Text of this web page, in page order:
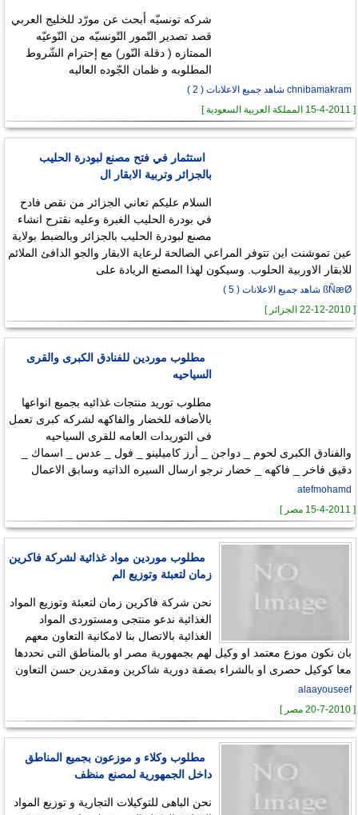
شركه تونسيّه أبحث عن مورّد للخليج العربي
قصد تصدير التّمور التّونسيّه من النّوعيّه
الممتازه ( دقلة النّور) مع إحترام الشّروط
المطلوبه و ظمان الجّوده العاليه
chnibamakram شاهد جميع الاعلانات ( 2 )
[ 15-4-2011 المملكة العربية السعودية ]
استثمار في فتح مصنع لبودرة الحليب
بالجزائر وتربية الابقار ال
السلام عليكم تعاني الجزائر من نقص فادح
في بودرة الحليب الغبرة وعليه نقترح انشاء
مصنع لبودرة الحليب بالجزائر وبالضبط بولاية
عين تموشنت اين تتوفر المراعي الصالحة لرعاية الابقار والجو الدافئ الملائم
للابقار الاوربية الحلوب. وسيكون لهذا المصنع الريادة على
ßÑæØ شاهد جميع الاعلانات ( 5 )
[ 22-12-2010 الجزائر ]
مطلوب موردين للفنادق الكبرى والقرى
السياحيه
مطلوب توريد منتجات غذائيه بجميع انواعها
بالأضافه للخضار والفاكهه لشركه كبرى تعمل
فى التوريدات العامه للقرى السياحيه
والفنادق الكبرى لحوم _ دواجن _ أرز كاميلينو _ فول _ عدس _ اسماك _
دقيق فاخر _ فاكهه _ خضار نرجو ارسال السيره الذاتيه وسابق الاعمال
atefmohamd
[ 15-4-2011 مصر ]
مطلوب موردين مواد غذائية لشركة فاكرين
زمان لتعبئة وتوزيع الم
نحن شركة فاكرين زمان لتعبئة وتوزيع المواد
الغذائية ندعو منتجى ومستوردى المواد
الغذائية بالاتصال بنا لامكانية التعاون معهم
بان نكون موزع معتمد او وكيل لهم بجمهورية مصر او بالمناطق التى نحددها
معا كوكيل حصرى او بالشراء بصفة دورية شاكرين ومقدرين حسن التعاون
alaayouseef
[ 20-7-2010 مصر ]
مطلوب وكلاء و موزعون بجميع المناطق
داخل الجمهورية لمصنع منظف
نحن الباهى للتوكيلات التجارية و توزيع المواد